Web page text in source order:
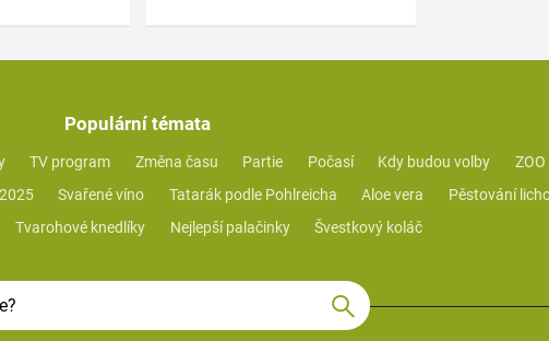
Populární témata
TV program Změna času Partie Počasí Kdy budou volby
Svařené víno Tatarák podle Pohlreicha Aloe vera
Pěstování
Tvarohové knedlíky Nejlepší palačinky Švestkový koláč